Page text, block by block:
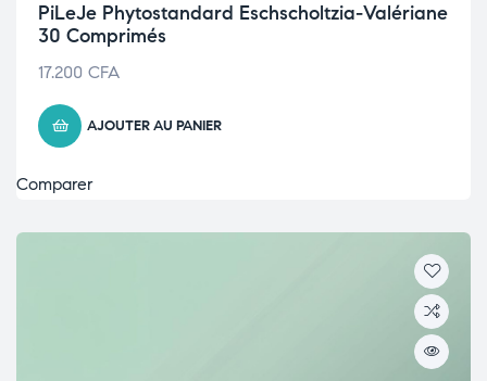
PiLeJe Phytostandard Eschscholtzia-Valériane
30 Comprimés
17.200 CFA
AJOUTER AU PANIER
Comparer